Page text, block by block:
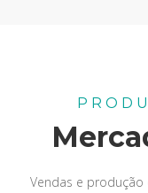
Vendas e produção